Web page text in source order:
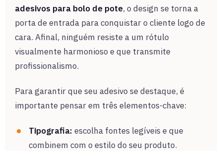
adesivos para bolo de pote, o design se torna a
porta de entrada para conquistar o cliente logo de
cara. Afinal, ninguém resiste a um rótulo
visualmente harmonioso e que transmite
profissionalismo.
Para garantir que seu adesivo se destaque, é
importante pensar em três elementos-chave:
Tipografia: escolha fontes legíveis e que
combinem com o estilo do seu produto.